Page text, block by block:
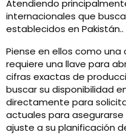
Atendiendo
internacionales que
establecidos en Pakistán..
Piense en ellos como
requiere una llave para
cifras exactas de
buscar su disponibilidad
directamente para
actuales para
ajuste a su planificación